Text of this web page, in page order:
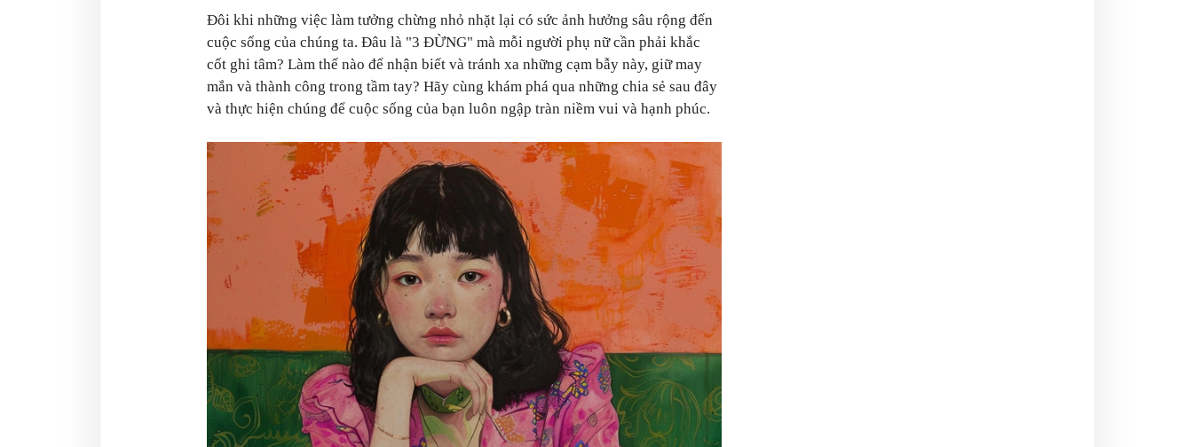
Đôi khi những việc làm tưởng chừng nhỏ nhặt lại có sức ảnh hưởng sâu rộng đến
cuộc sống của chúng ta. Đâu là "3 ĐỪNG" mà mỗi người phụ nữ cần phải khắc
cốt ghi tâm? Làm thế nào để nhận biết và tránh xa những cạm bẫy này, giữ may
mắn và thành công trong tầm tay? Hãy cùng khám phá qua những chia sẻ sau đây
và thực hiện chúng để cuộc sống của bạn luôn ngập tràn niềm vui và hạnh phúc.